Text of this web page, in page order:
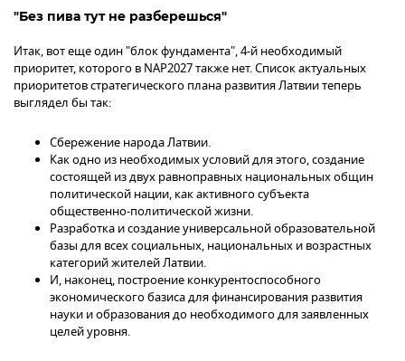
"Без пива тут не разберешься"
Итак, вот еще один "блок фундамента", 4-й необходимый
приоритет, которого в NAP2027 также нет. Список актуальных
приоритетов стратегического плана развития Латвии теперь
выглядел бы так:
Сбережение народа Латвии.
Как одно из необходимых условий для этого, создание
состоящей из двух равноправных национальных общин
политической нации, как активного субъекта
общественно-политической жизни.
Разработка и создание универсальной образовательной
базы для всех социальных, национальных и возрастных
категорий жителей Латвии.
И, наконец, построение конкурентоспособного
экономического базиса для финансирования развития
науки и образования до необходимого для заявленных
целей уровня.